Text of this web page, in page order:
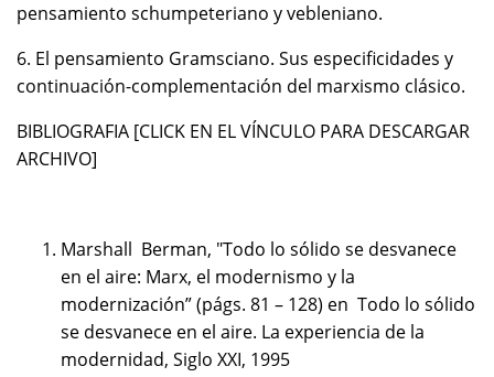
pensamiento schumpeteriano y vebleniano.
6. El pensamiento Gramsciano. Sus especificidades y
continuación-complementación del marxismo clásico.
BIBLIOGRAFIA [CLICK EN EL VÍNCULO PARA DESCARGAR
ARCHIVO]
Marshall Berman, "Todo lo sólido se desvanece
en el aire: Marx, el modernismo y la
modernización” (págs. 81 – 128) en Todo lo sólido
se desvanece en el aire. La experiencia de la
modernidad, Siglo XXI, 1995